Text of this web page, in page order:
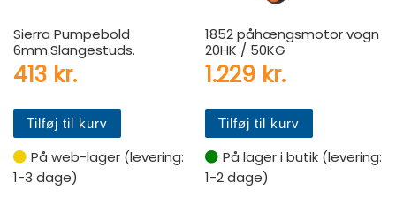
Sierra Pumpebold
6mm.Slangestuds.
413 kr.
Tilføj til kurv
På web-lager (levering:
1-3 dage)
1852 påhængsmotor vogn
20HK / 50KG
1.229 kr.
Tilføj til kurv
På lager i butik (levering:
1-2 dage)